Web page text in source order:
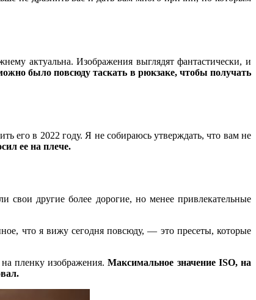
актуальна. Изображения выглядят фантастически, и
было повсюду таскать в рюкзаке, чтобы получать
его в 2022 году. Я не собираюсь утверждать, что вам не
ее на плече.
свои другие более дорогие, но менее привлекательные
что я вижу сегодня повсюду, — это пресеты, которые
на пленку изображения.Максимальное значение ISO, на